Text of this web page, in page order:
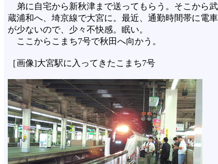
弟に自宅から新秋津まで送ってもらう。そこから
蔵浦和へ、埼京線で大宮に。最近、通勤時間帯に電
が少ないので、少々不快感。眠い。
ここからこまち7号で秋田へ向かう。
［画像]大宮駅に入ってきたこまち7号